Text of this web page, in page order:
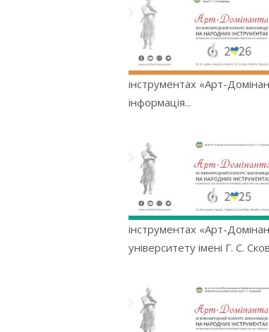
інструментах «Арт-
інформація...
інструментах «Арт-
університету імені Г. С.